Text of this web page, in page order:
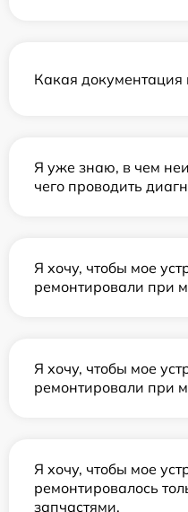
Какая документация
Я уже знаю, в чем
чего проводить
Я хочу, чтобы мое
ремонтировали при
Я хочу, чтобы мое
ремонтировали при
Я хочу, чтобы мое
ремонтировалось
запчастями.